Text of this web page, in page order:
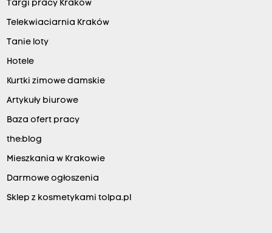
Targi pracy Kraków
Telekwiaciarnia Kraków
Tanie loty
Hotele
Kurtki zimowe damskie
Artykuły biurowe
Baza ofert pracy
the:blog
Mieszkania w Krakowie
Darmowe ogłoszenia
Sklep z kosmetykami tolpa.pl